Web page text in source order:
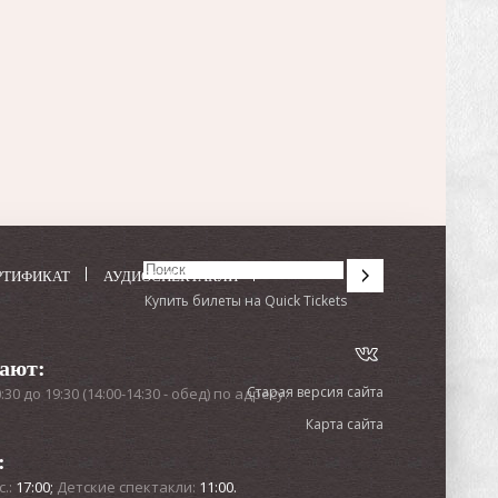
АУДИОСПЕКТАКЛИ
до 19:30 (14:00-14:30 - обед) по адресу:
17:00; Детские спектакли: 11:00.
Купить билеты на Quick Tickets
Старая версия сайта
Карта сайта